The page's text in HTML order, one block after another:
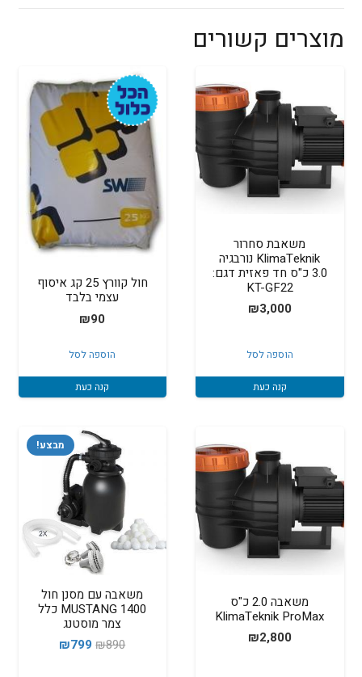
מוצרים קשורים
משאבת סחרור
KlimaTeknik נורבגיה
3.0 כ"ס חד פאזית דגם:
KT-GF22
₪3,000
הוספה לסל
קנה כעת
חול קוורץ 25 קג איסוף
עצמי בלבד
₪90
הוספה לסל
קנה כעת
משאבה 2.0 כ"ס
KlimaTeknik ProMax
₪2,800
מבצע!
משאבה עם מסנן חול
1400 MUSTANG כלל
צמר מוסטנג
₪890
המחיר
₪799
המחיר